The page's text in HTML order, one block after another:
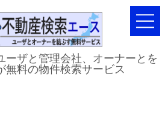
ーザと管理会社、オーナーとを
無料の物件検索サービス